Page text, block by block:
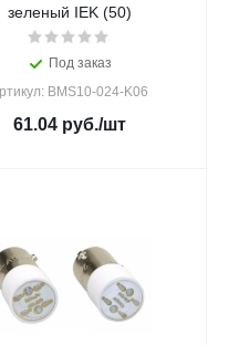
зеленый IEK (50)
Под заказ
BMS10-024-K06
61.04руб./шт